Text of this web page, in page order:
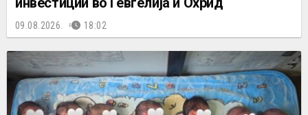
09.08.2026. 18:02